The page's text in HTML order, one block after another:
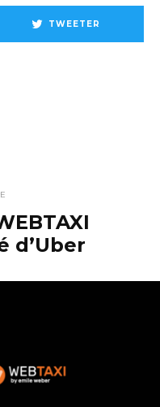
TWEETER
d’Uber